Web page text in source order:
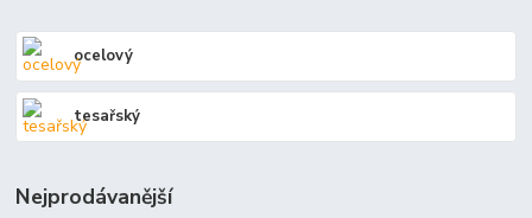
ocelový
tesařský
Nejprodávanější